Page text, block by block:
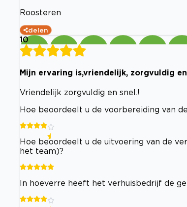
Roosteren
delen
10
Mijn ervaring is,vriendelijk, zorgvuldig
Vriendelijk zorgvuldig en snel.!
Hoe beoordeelt u de voorbereiding van
Hoe beoordeelt u de uitvoering van de
het team)?
In hoeverre heeft het verhuisbedrijf de